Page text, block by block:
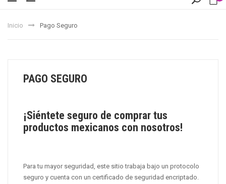
Inicio Pago Seguro
PAGO SEGURO
¡Siéntete seguro de comprar tus
productos mexicanos con nosotros!
Para tu mayor seguridad, este sitio trabaja bajo un protocolo
seguro y cuenta con un certificado de seguridad encriptado.